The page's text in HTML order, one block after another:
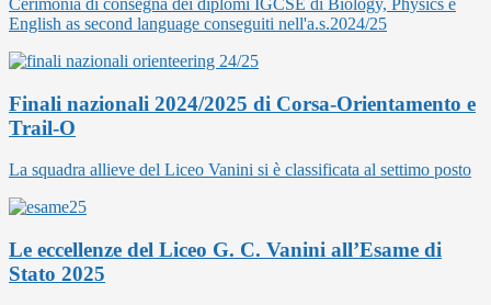
Cerimonia di consegna dei diplomi IGCSE di Biology, Physics e
English as second language conseguiti nell'a.s.2024/25
Finali nazionali 2024/2025 di Corsa-Orientamento e
Trail-O
La squadra allieve del Liceo Vanini si è classificata al settimo posto
Le eccellenze del Liceo G. C. Vanini all’Esame di
Stato 2025